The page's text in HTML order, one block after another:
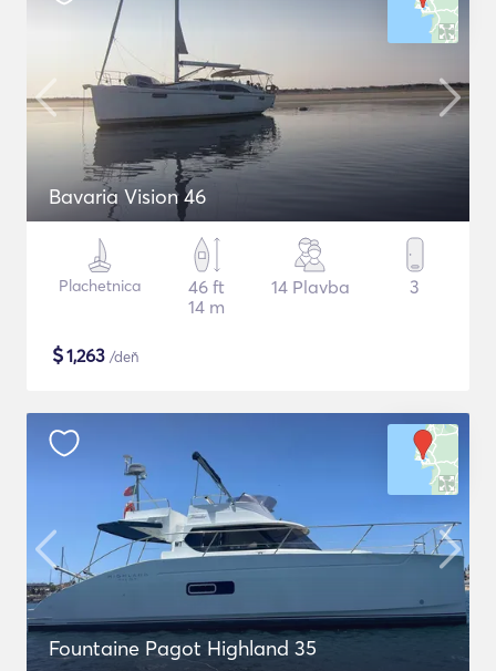
Bavaria Vision 46
Plachetnica
46 ft
14 m
14 Plavba 3
$1,263 /deň
Fountaine Pagot Highland 35